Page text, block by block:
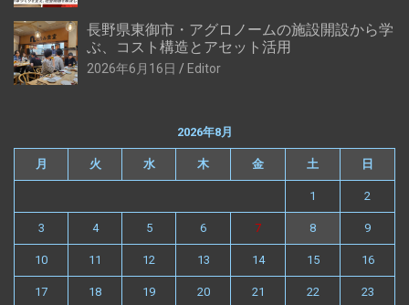
長野県東御市・アグロノームの施設開設から学
ぶ、コスト構造とアセット活用
2026年6月16日 Editor
2026年8月
月 火 水 木 金 土 日
1 2
3 4 5 6 7 8 9
10 11 12 13 14 15 16
17 18 19 20 21 22 23